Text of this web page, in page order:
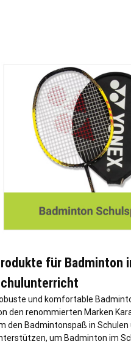
für Badminton
und komfortable
den renommierten Marken
den Badmintonspaß in Schulen
um Badminton im